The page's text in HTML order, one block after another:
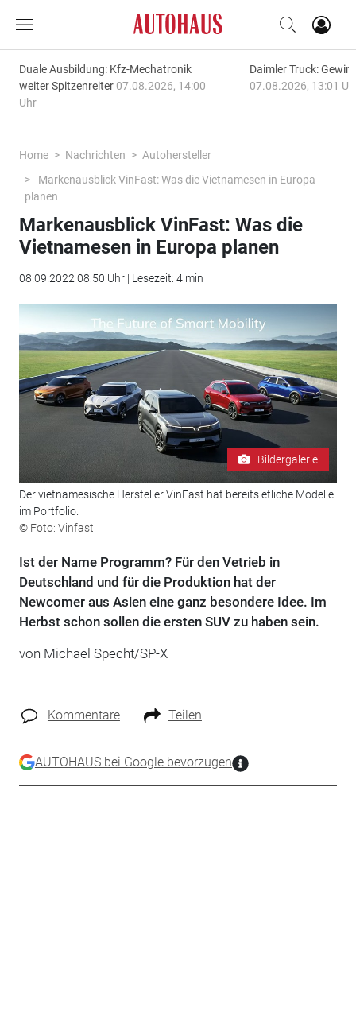
Duale Ausbildung: Kfz-Mechatronik
weiter Spitzenreiter 07.08.2026, 14:00
Uhr
Daimler Truck:
07.08.2026, 13:01
Home Nachrichten
Autohersteller
Markenausblick VinFast: Was die Vietnamesen in Europa
planen
Markenausblick VinFast: Was die
Vietnamesen in Europa planen
08.09.2022 08:50 Uhr | Lesezeit: 4 min
Bildergalerie
Der vietnamesische Hersteller VinFast hat bereits etliche Modelle
im Portfolio.
© Foto: Vinfast
Ist der Name Programm? Für den Vetrieb in
Deutschland und für die Produktion hat der
Newcomer aus Asien eine ganz besondere Idee. Im
Herbst schon sollen die ersten SUV zu haben sein.
von Michael Specht/SP-X
Kommentare Teilen
AUTOHAUS bei Google bevorzugen